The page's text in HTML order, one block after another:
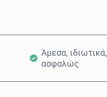
Άμεσα, ιδιωτικά,
ασφαλώς